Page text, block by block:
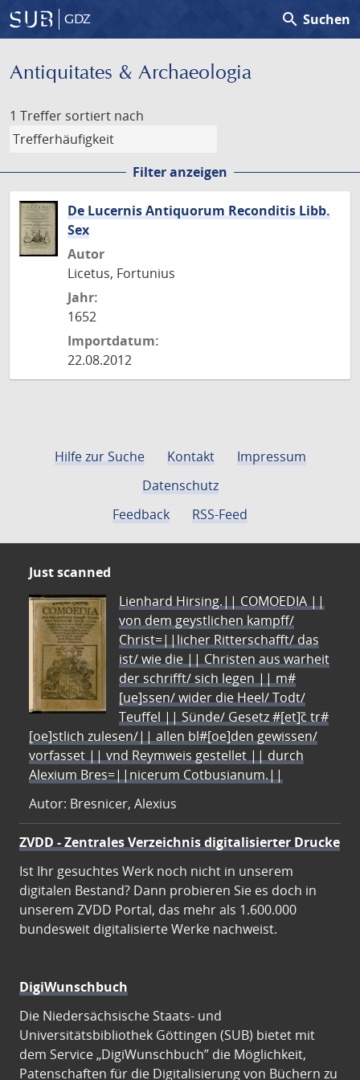
GDZ search Suchen
Antiquitates & Archaeologia
1 Treffer sortiert nach
Filter anzeigen
De Lucernis Antiquorum Reconditis Libb.
Sex
Autor
Licetus, Fortunius
Jahr:
1652
Importdatum:
22.08.2012
Hilfe zur Suche Kontakt
Impressum
Datenschutz
Feedback
RSS-Feed
Just scanned
Lienhard Hirsing.|| COMOEDIA ||
von dem geystlichen kampff/
Christ=||licher Ritterschafft/ das
ist/ wie die || Christen aus warheit
der schrifft/ sich legen || m#
[ue]ssen/ wider die Heel/ Todt/
Teuffel || Sünde/ Gesetz #[et]c̃ tr#
[oe]stlich zulesen/|| allen bl#[oe]den gewissen/
vorfasset || vnd Reymweis gestellet || durch
Alexium Bres=||nicerum Cotbusianum.||
Autor: Bresnicer, Alexius
ZVDD - Zentrales Verzeichnis digitalisierter Drucke
Ist Ihr gesuchtes Werk noch nicht in unserem
digitalen Bestand? Dann probieren Sie es doch in
unserem ZVDD Portal, das mehr als 1.600.000
bundesweit digitalisierte Werke nachweist.
DigiWunschbuch
Die Niedersächsische Staats- und
Universitätsbibliothek Göttingen (SUB) bietet mit
dem Service „DigiWunschbuch” die Möglichkeit,
Patenschaften für die Digitalisierung von Büchern zu